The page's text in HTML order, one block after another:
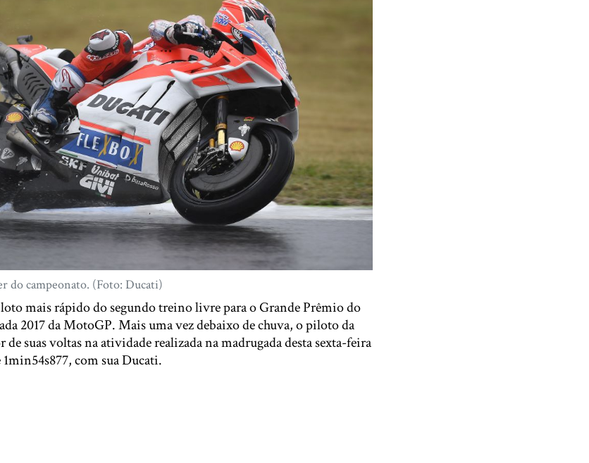
do campeonato. (Foto: Ducati)
mais rápido do segundo treino livre para o Grande Prêmio do
2017 da MotoGP. Mais uma vez debaixo de chuva, o piloto da
suas voltas na atividade realizada na madrugada desta sexta-feira
com sua Ducati.